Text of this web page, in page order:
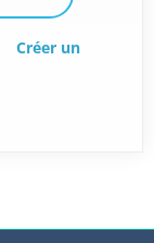
Créer un